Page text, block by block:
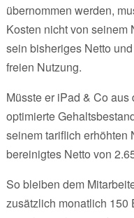
übernommen werden,
Kosten nicht von seinem
sein bisheriges Netto
freien Nutzung.
Müsste er iPad & Co
optimierte
seinem tariflich erhöhten
bereinigtes Netto von
So bleiben dem
zusätzlich monatlich 150